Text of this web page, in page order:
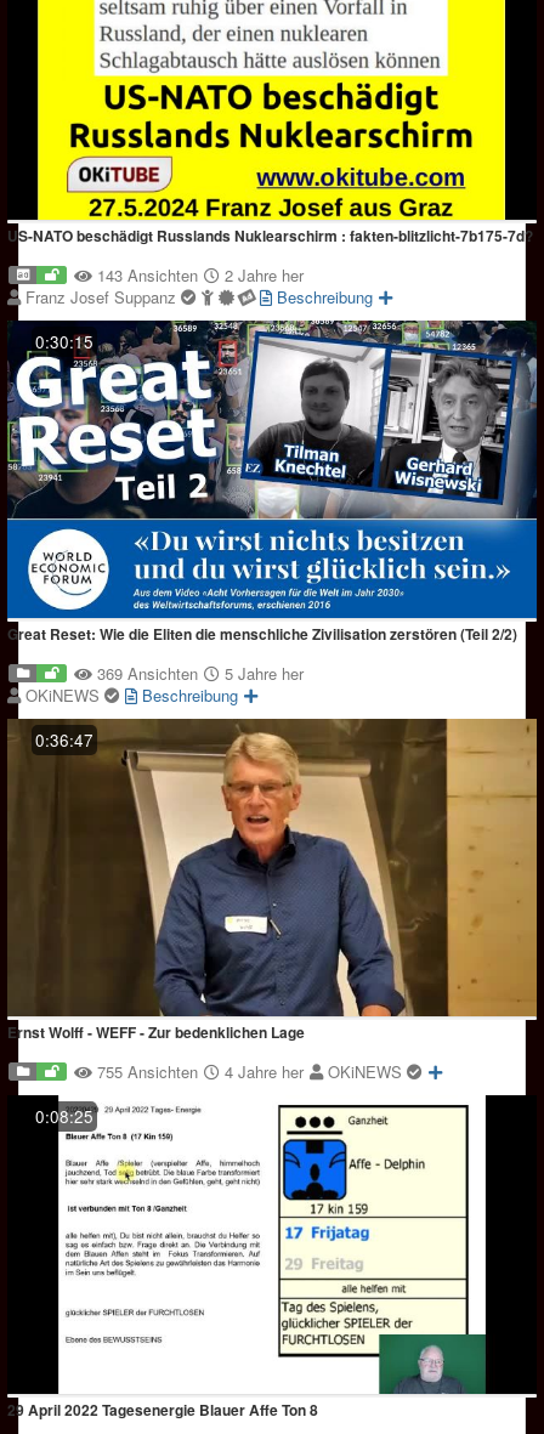
US-NATO beschädigt Russlands Nuklearschirm : fakten-blitzlicht-7b175-7d?
143 Ansichten
2 Jahre her
Franz Josef Suppanz
Beschreibung
0:30:15
Great Reset: Wie die Eliten die menschliche Zivilisation zerstören (Teil 2/2)
369 Ansichten
5 Jahre her
OKiNEWS
Beschreibung
0:36:47
Ernst Wolff - WEFF - Zur bedenklichen Lage
755 Ansichten 4 Jahre her
OKiNEWS
0:08:25
29 April 2022 Tagesenergie Blauer Affe Ton 8